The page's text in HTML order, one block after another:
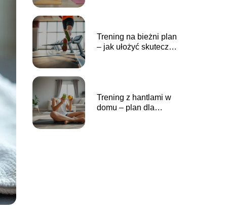
Trening na bieżni plan
– jak ułożyć skuteczny
Trening z hantlami w
domu – plan dla